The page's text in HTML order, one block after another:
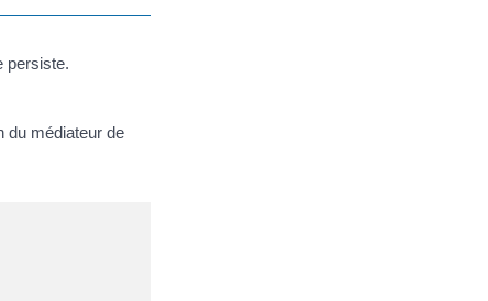
persiste.
du médiateur de